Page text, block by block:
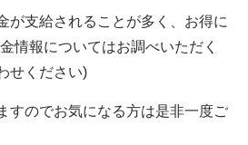
が支給されることが多く、お得に
情報についてはお調べいただく
せください)
すのでお気になる方は是非一度ご